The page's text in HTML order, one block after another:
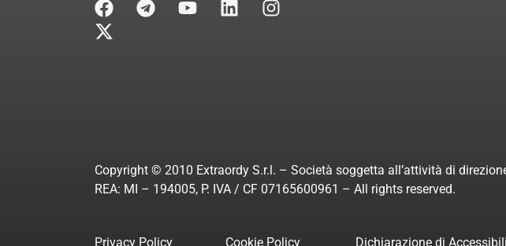
Copyright © 2010 Extraordy S.r.l. – Società soggetta all’attività di
REA: MI – 194005, P. IVA / CF 07165600961 – All rights reserved.
Privacy Policy Cookie Policy Dichiarazione di